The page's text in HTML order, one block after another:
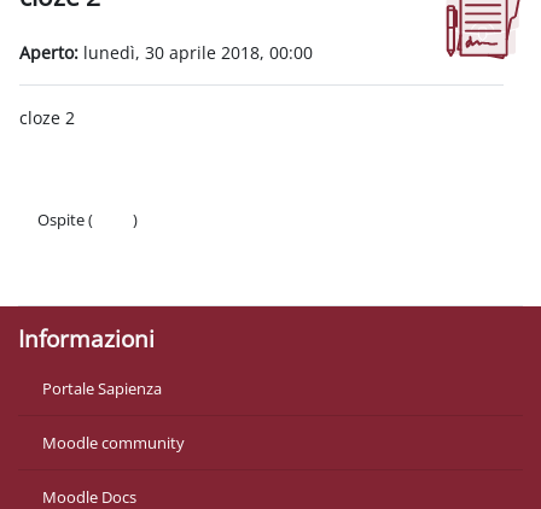
Aperto: lunedì, 30 aprile 2018, 00:00
cloze 2
Ospite (
)
Informazioni
Portale Sapienza
Moodle community
Moodle Docs